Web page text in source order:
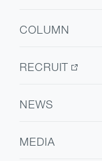
会社情報
医療人材
COLUMN
RECRUIT
NEWS
MEDIA